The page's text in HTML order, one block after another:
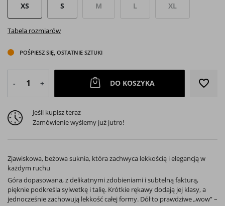
XS S M L XL
Tabela rozmiarów
POŚPIESZ SIĘ, OSTATNIE SZTUKI
- + DO KOSZYKA favorite_border
Jeśli kupisz teraz
Zamówienie wyślemy już jutro!
Zjawiskowa, beżowa suknia, która zachwyca lekkością i elegancją w
każdym ruchu
Góra dopasowana, z delikatnymi zdobieniami i subtelną fakturą,
pięknie podkreśla sylwetkę i talię. Krótkie rękawy dodają jej klasy, a
jednocześnie zachowują lekkość całej formy. Dół to prawdziwe „wow” –